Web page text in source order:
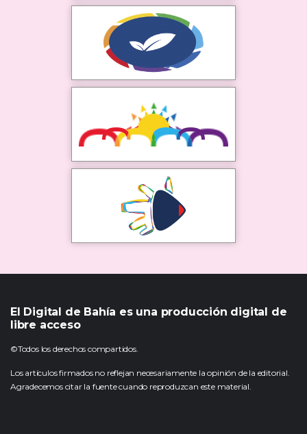
El Digital de Bahía es una producción digital de
libre acceso
©Todos los derechos compartidos.
Los artículos firmados no reflejan necesariamente la opinión de la editorial.
Agradecemos citar la fuente cuando reproduzcan este material.